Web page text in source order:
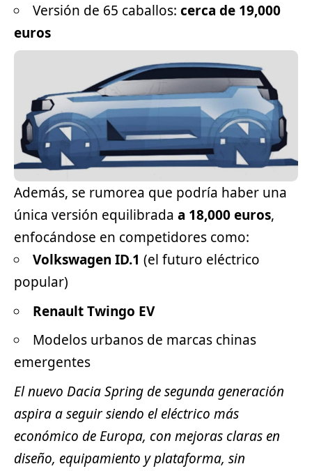
Versión de 65 caballos: cerca de 19,000
euros
Además, se rumorea que podría haber una
única versión equilibrada a 18,000 euros,
enfocándose en competidores como:
Volkswagen ID.1 (el futuro eléctrico
popular)
Renault Twingo EV
Modelos urbanos de marcas chinas
emergentes
El nuevo Dacia Spring de segunda generación
aspira a seguir siendo el eléctrico más
económico de Europa, con mejoras claras en
diseño, equipamiento y plataforma, sin